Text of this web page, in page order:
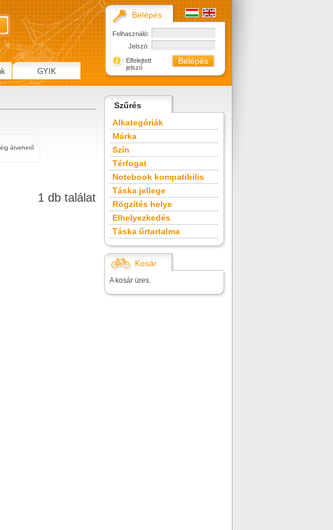
átvehető
1 db találat
Szűrés
Alkategóriák
Márka
Szín
Térfogat
Notebook kompatibilis
Táska jellege
Rögzítés helye
Elhelyezkedés
Táska űrtartalma
Kosár
A kosár üres.
Belépés
Felhasználó:
Jelszó:
Elfelejtett
jelszó
GYIK